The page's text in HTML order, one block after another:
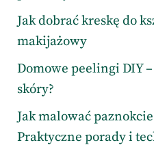
Jak dobrać kreskę do
makijażowy
Domowe peelingi DIY
skóry?
Jak malować
Praktyczne porady i